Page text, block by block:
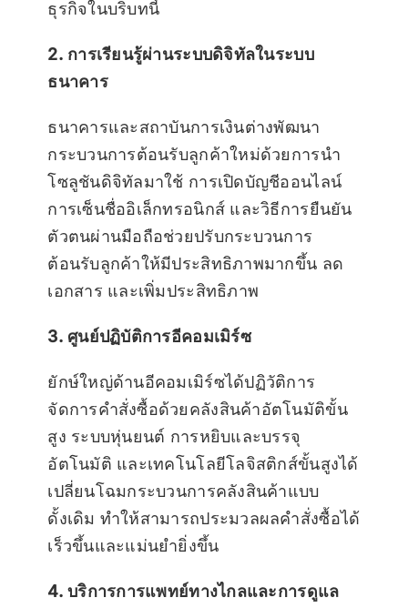
ธุรกิจในบริบทนี้
2. การเรียนรู้ผ่านระบบดิจิทัลในระบบ
ธนาคาร
ธนาคารและสถาบันการเงินต่างพัฒนา
กระบวนการต้อนรับลูกค้าใหม่ด้วยการนำ
โซลูชันดิจิทัลมาใช้ การเปิดบัญชีออนไลน์
การเซ็นชื่ออิเล็กทรอนิกส์ และวิธีการยืนยัน
ตัวตนผ่านมือถือช่วยปรับกระบวนการ
ต้อนรับลูกค้าให้มีประสิทธิภาพมากขึ้น ลด
เอกสาร และเพิ่มประสิทธิภาพ
3. ศูนย์ปฏิบัติการอีคอมเมิร์ซ
ยักษ์ใหญ่ด้านอีคอมเมิร์ซได้ปฏิวัติการ
จัดการคำสั่งซื้อด้วยคลังสินค้าอัตโนมัติขั้น
สูง ระบบหุ่นยนต์ การหยิบและบรรจุ
อัตโนมัติ และเทคโนโลยีโลจิสติกส์ขั้นสูงได้
เปลี่ยนโฉมกระบวนการคลังสินค้าแบบ
ดั้งเดิม ทำให้สามารถประมวลผลคำสั่งซื้อได้
เร็วขึ้นและแม่นยำยิ่งขึ้น
4. บริการการแพทย์ทางไกลและการดูแล